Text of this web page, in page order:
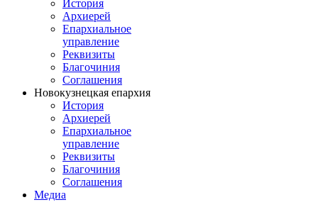
История
Архиерей
Епархиальное
управление
Реквизиты
Благочиния
Соглашения
Новокузнецкая епархия
История
Архиерей
Епархиальное
управление
Реквизиты
Благочиния
Соглашения
Медиа